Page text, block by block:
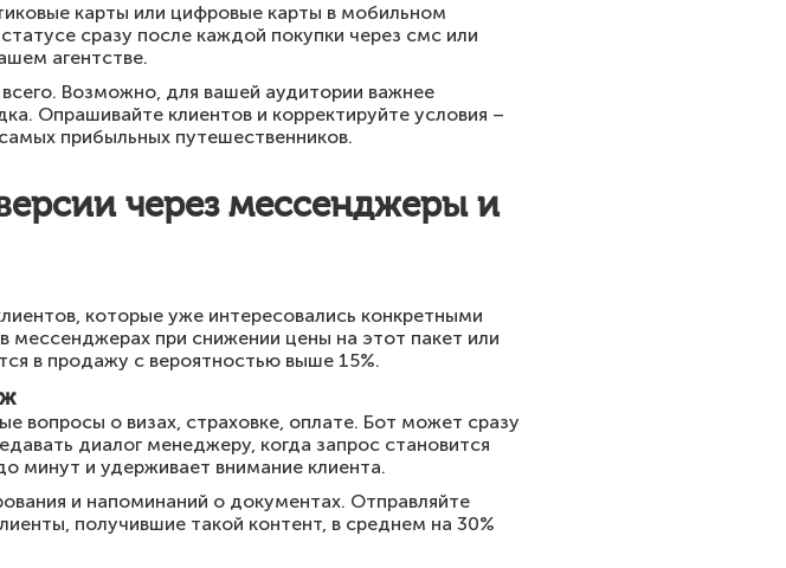
карты или цифровые карты в мобильном
сразу после каждой покупки через смс или
агентстве.
Возможно, для вашей аудитории важнее
Опрашивайте клиентов и корректируйте условия –
прибыльных путешественников.
через мессенджеры и
которые уже интересовались конкретными
при снижении цены на этот пакет или
в продажу с вероятностью выше 15%.
вопросы о визах, страховке, оплате. Бот может сразу
диалог менеджеру, когда запрос становится
минут и удерживает внимание клиента.
и напоминаний о документах. Отправляйте
получившие такой контент, в среднем на 30%